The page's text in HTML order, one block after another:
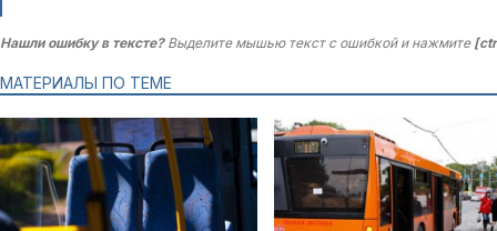
Нашли ошибку в тексте?Выделите мышью текст с ошибкой и нажмите
МАТЕРИАЛЫ ПО ТЕМЕ